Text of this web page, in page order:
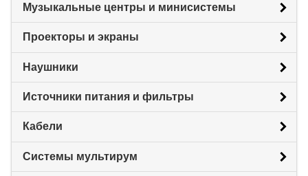
Музыкальные центры и минисистемы
Проекторы и экраны
Наушники
Источники питания и фильтры
Кабели
Системы мультирум